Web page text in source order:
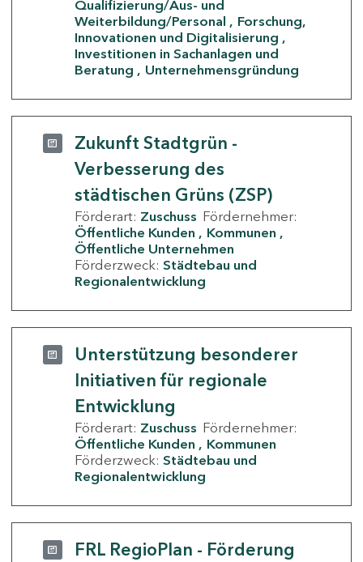
Qualifizierung/Aus- und
Weiterbildung/Personal
Forschung,
Innovationen und Digitalisierung
Investitionen in Sachanlagen und
Beratung
Unternehmensgründung
Zukunft Stadtgrün -
Verbesserung des
städtischen Grüns (ZSP)
Förderart: Zuschuss Fördernehmer:
Öffentliche Kunden
Kommunen
Öffentliche Unternehmen
Förderzweck: Städtebau und
Regionalentwicklung
Unterstützung besonderer
Initiativen für regionale
Entwicklung
Förderart: Zuschuss Fördernehmer:
Öffentliche Kunden
Kommunen
Förderzweck: Städtebau und
Regionalentwicklung
FRL RegioPlan - Förderung